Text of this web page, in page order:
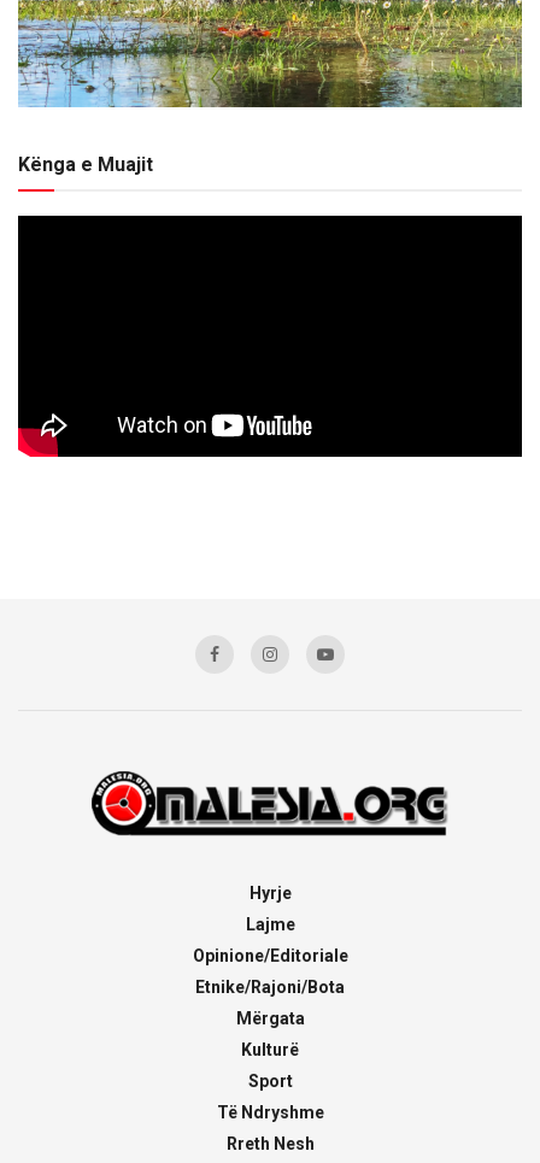
Kënga e Muajit
Hyrje
Lajme
Opinione/Editoriale
Etnike/Rajoni/Bota
Mërgata
Kulturë
Sport
Të Ndryshme
Rreth Nesh